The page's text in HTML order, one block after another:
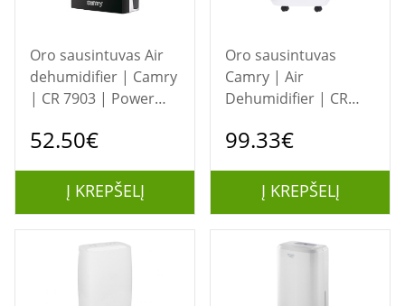
Oro sausintuvas Air
dehumidifier | Camry
| CR 7903 | Power
52.50€
Į KREPŠELĮ
Oro sausintuvas
Camry | Air
Dehumidifier | CR
Suitable for rooms up
capacity 2.2 L | White
99.33€
Į KREPŠELĮ